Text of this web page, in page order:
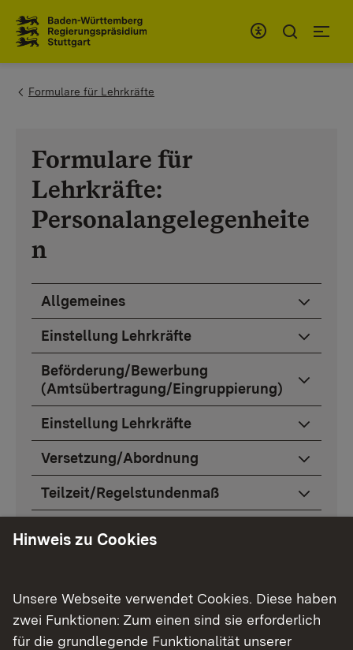
You are here:
Formulare für Lehrkräfte
Formulare für
Lehrkräfte:
Personalangelegenheite
n
Allgemeines
Einstellung Lehrkräfte
Beförderung/Bewerbung
(Amtsübertragung/Eingruppierung)
Einstellung Lehrkräfte
Versetzung/Abordnung
Teilzeit/Regelstundenmaß
Lehrkräftefortbildung im Ausland
Hinweis zu Cookies
Unsere Webseite verwendet Cookies. Diese haben
zwei Funktionen: Zum einen sind sie erforderlich
für die grundlegende Funktionalität unserer